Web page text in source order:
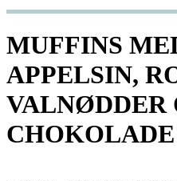
MUFFINS
APPELSIN,
VALNØDDER
CHOKOLADE